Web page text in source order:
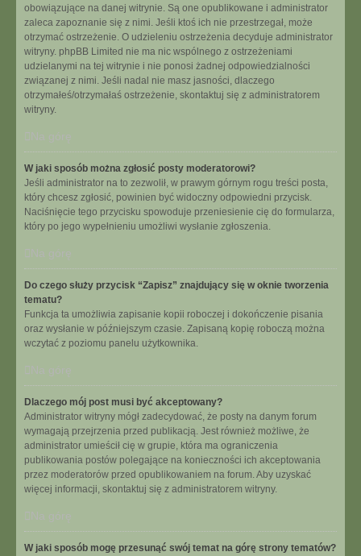
obowiązujące na danej witrynie. Są one opublikowane i administrator
zaleca zapoznanie się z nimi. Jeśli ktoś ich nie przestrzegał, może
otrzymać ostrzeżenie. O udzieleniu ostrzeżenia decyduje administrator
witryny. phpBB Limited nie ma nic wspólnego z ostrzeżeniami
udzielanymi na tej witrynie i nie ponosi żadnej odpowiedzialności
związanej z nimi. Jeśli nadal nie masz jasności, dlaczego
otrzymałeś/otrzymałaś ostrzeżenie, skontaktuj się z administratorem
witryny.
Na górę
W jaki sposób można zgłosić posty moderatorowi?
Jeśli administrator na to zezwolił, w prawym górnym rogu treści posta,
który chcesz zgłosić, powinien być widoczny odpowiedni przycisk.
Naciśnięcie tego przycisku spowoduje przeniesienie cię do formularza,
który po jego wypełnieniu umożliwi wysłanie zgłoszenia.
Na górę
Do czego służy przycisk “Zapisz” znajdujący się w oknie tworzenia
tematu?
Funkcja ta umożliwia zapisanie kopii roboczej i dokończenie pisania
oraz wysłanie w późniejszym czasie. Zapisaną kopię roboczą można
wczytać z poziomu panelu użytkownika.
Na górę
Dlaczego mój post musi być akceptowany?
Administrator witryny mógł zadecydować, że posty na danym forum
wymagają przejrzenia przed publikacją. Jest również możliwe, że
administrator umieścił cię w grupie, która ma ograniczenia
publikowania postów polegające na konieczności ich akceptowania
przez moderatorów przed opublikowaniem na forum. Aby uzyskać
więcej informacji, skontaktuj się z administratorem witryny.
Na górę
W jaki sposób mogę przesunąć swój temat na górę strony tematów?